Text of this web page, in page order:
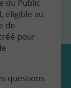
du Public
éligible au
de
pour
questions